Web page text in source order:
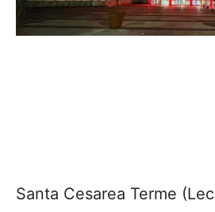
Santa Cesarea Terme